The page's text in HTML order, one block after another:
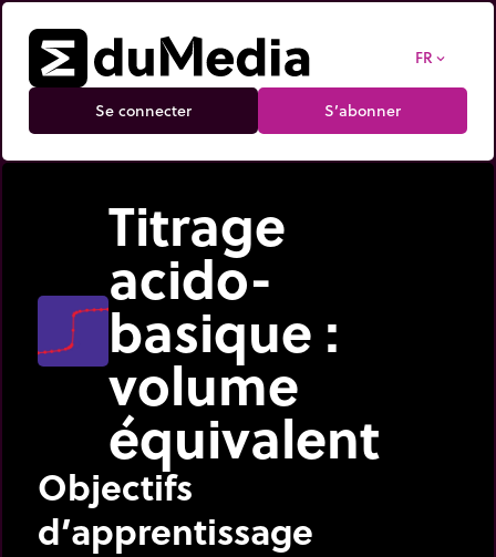
FR expand_more
Se connecter S’abonner
Titrage
acido-
basique :
volume
équivalent
Objectifs
d’apprentissage